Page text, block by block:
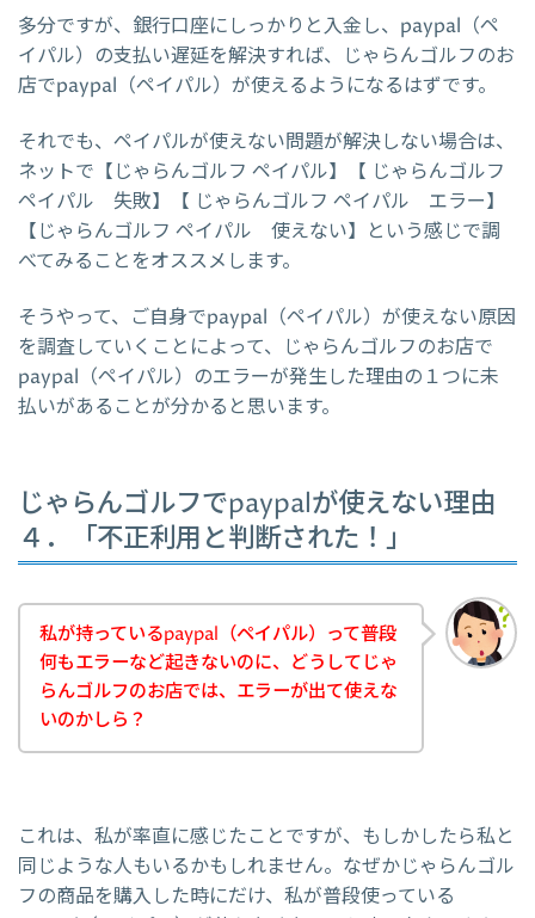
多分ですが、銀行口座にしっかりと入金し、paypal（ペ
イパル）の支払い遅延を解決すれば、じゃらんゴルフのお
店でpaypal（ペイパル）が使えるようになるはずです。
それでも、ペイパルが使えない問題が解決しない場合は、
ネットで【じゃらんゴルフ ペイパル】【 じゃらんゴルフ
ペイパル 失敗】【 じゃらんゴルフ ペイパル エラー】
【じゃらんゴルフ ペイパル 使えない】という感じで調
べてみることをオススメします。
そうやって、ご自身でpaypal（ペイパル）が使えない原因
を調査していくことによって、じゃらんゴルフのお店で
paypal（ペイパル）のエラーが発生した理由の１つに未
払いがあることが分かると思います。
じゃらんゴルフでpaypalが使えない理由
４．「不正利用と判断された！」
私が持っているpaypal（ペイパル）って普段
何もエラーなど起きないのに、どうしてじゃ
らんゴルフのお店では、エラーが出て使えな
いのかしら？
これは、私が率直に感じたことですが、もしかしたら私と
同じような人もいるかもしれません。なぜかじゃらんゴル
フの商品を購入した時にだけ、私が普段使っている